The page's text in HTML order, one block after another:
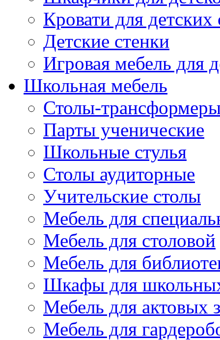
Кровати для детских
Детские стенки
Игровая мебель для
Школьная мебель
Столы-
Парты ученические
Школьные стулья
Столы аудиторные
Учительские столы
Мебель для
Мебель для столовой
Мебель для
Шкафы для
Мебель для актовых
Мебель для